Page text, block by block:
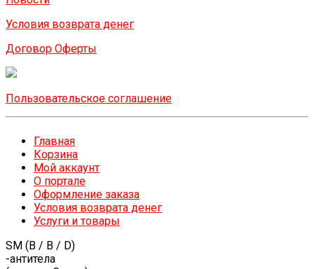
Условия возврата денег
Договор Оферты
Пользовательское соглашение
Главная
Корзина
Мой аккаунт
О портале
Оформление заказа
Условия возврата денег
Услуги и товары
SM (B / B / D)
-антитела